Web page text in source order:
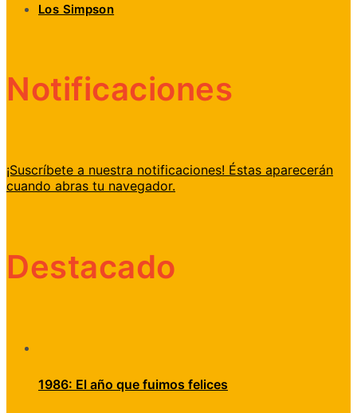
Los Simpson
Notificaciones
¡Suscríbete a nuestra notificaciones! Éstas aparecerán
cuando abras tu navegador.
Destacado
1986: El año que fuimos felices